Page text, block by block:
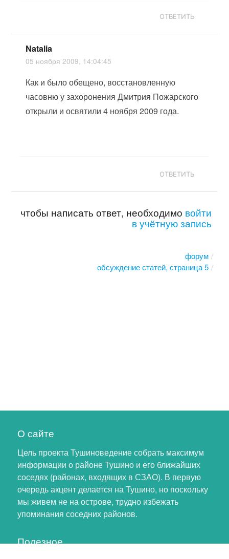
ОТВЕТИТЬ
Natalia
05 ноября 2009, 14:04:45
Как и было обещено, восстановленную
часовню у захоронения Дмитрия Пожарского
открыли и освятили 4 ноября 2009 года.
ОТВЕТИТЬ
чтобы написать ответ, необходимо войти
в учётную запись
форум
обсуждение статей, страница 5
О сайте
Цель проекта Тушиноведение собрать максимум
информации о районе Тушино и его ближайших
соседях (районах, входящих в СЗАО). В первую
очередь акцент делается на Тушино, но поскольку
мы живем не на острове, трудно избежать
упоминания соседних районов.
Полезное